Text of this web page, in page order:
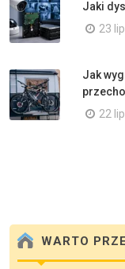
Jaki
23
Jak
22
WARTO